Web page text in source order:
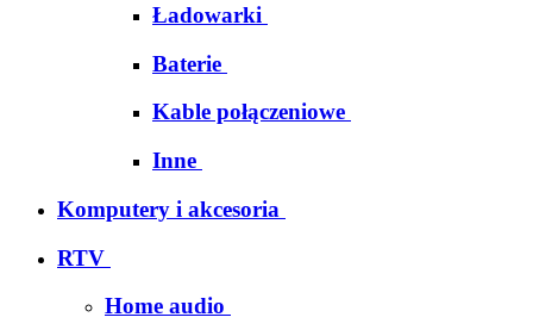
Ładowarki
Baterie
Kable połączeniowe
Inne
Komputery i akcesoria
RTV
Home audio